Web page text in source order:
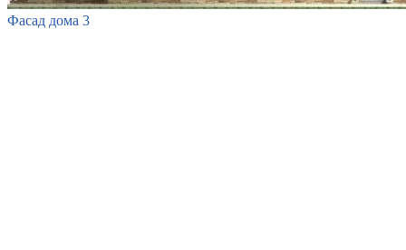
Фасад дома 3